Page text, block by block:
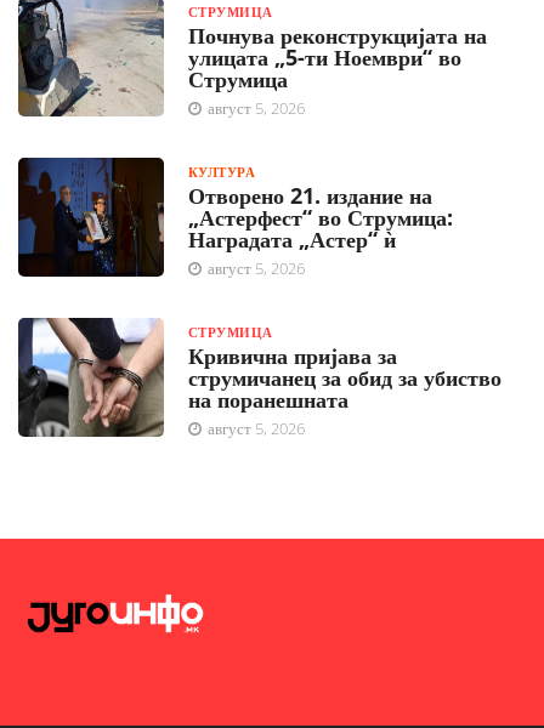
СТРУМИЦА
Почнува реконструкцијата на
улицата „5-ти Ноември“ во
Струмица
август 5, 2026
КУЛТУРА
Отворено 21. издание на
„Астерфест“ во Струмица:
Наградата „Астер“ ѝ
август 5, 2026
СТРУМИЦА
Кривична пријава за
струмичанец за обид за убиство
на поранешната
август 5, 2026